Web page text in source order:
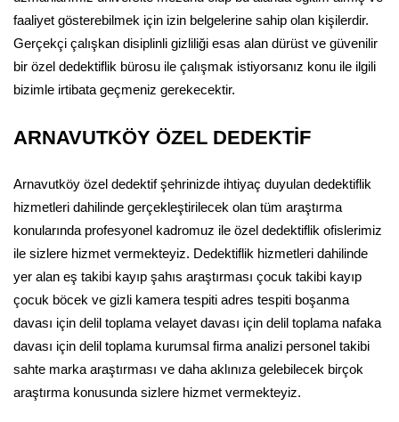
faaliyet gösterebilmek için izin belgelerine sahip olan kişilerdir.
Gerçekçi çalışkan disiplinli gizliliği esas alan dürüst ve güvenilir
bir özel dedektiflik bürosu ile çalışmak istiyorsanız konu ile ilgili
bizimle irtibata geçmeniz gerekecektir.
ARNAVUTKÖY ÖZEL DEDEKTİF
Arnavutköy özel dedektif şehrinizde ihtiyaç duyulan dedektiflik
hizmetleri dahilinde gerçekleştirilecek olan tüm araştırma
konularında profesyonel kadromuz ile özel dedektiflik ofislerimiz
ile sizlere hizmet vermekteyiz. Dedektiflik hizmetleri dahilinde
yer alan eş takibi kayıp şahıs araştırması çocuk takibi kayıp
çocuk böcek ve gizli kamera tespiti adres tespiti boşanma
davası için delil toplama velayet davası için delil toplama nafaka
davası için delil toplama kurumsal firma analizi personel takibi
sahte marka araştırması ve daha aklınıza gelebilecek birçok
araştırma konusunda sizlere hizmet vermekteyiz.